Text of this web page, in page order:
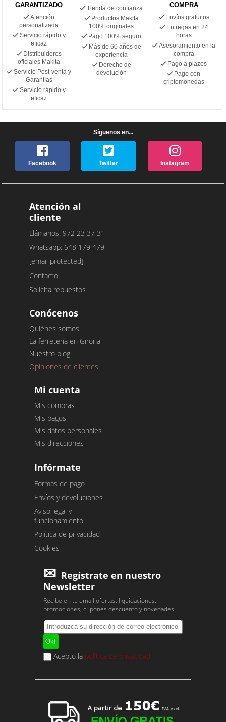
GARANTIZADO
Atención
personalizada
Servicio rápido y
eficaz
Distribuidores
oficiales Makita
Servicio Post-venta y
Garantías
Servicio rápido y
eficaz
Tienda de confianza
Productos Makita
100% originales
Pago 100% seguro
Más de 60 años de
experiencia
Derecho de
devolución
COMPRA
Envíos gratuitos
Entregas en 24
horas
Asesoramiento en la
compra
Pago a plazos
Pago con
criptomonedas
Síguenos en...
Facebook Twitter Instagram
Atención al
cliente
Llámanos: 972 23 37 31
Whatsapp: 648 179 479
[email protected]
Contacto
Solicita repuestos
Conócenos
Quiénes somos
La ferretería en Girona
Nuestro blog
Opiniones de clientes
Mi cuenta
Mis compras
Mis pagos
Mis datos personales
Mis direcciones
Infórmate
Formas de pago
Envíos y devoluciones
Aviso legal y
funcionamiento
Política de privacidad
Cookies
Regístrate en nuestro
Newsletter
Recibe en tu email ofertas, liquidaciones,
promociones, cupones descuento y novedades.
Acepto la política de privacidad